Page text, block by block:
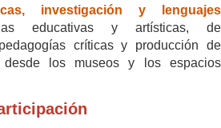
investigación y lenguajes
educativas y artísticas, de
críticas y producción de
desde los museos y los espacios